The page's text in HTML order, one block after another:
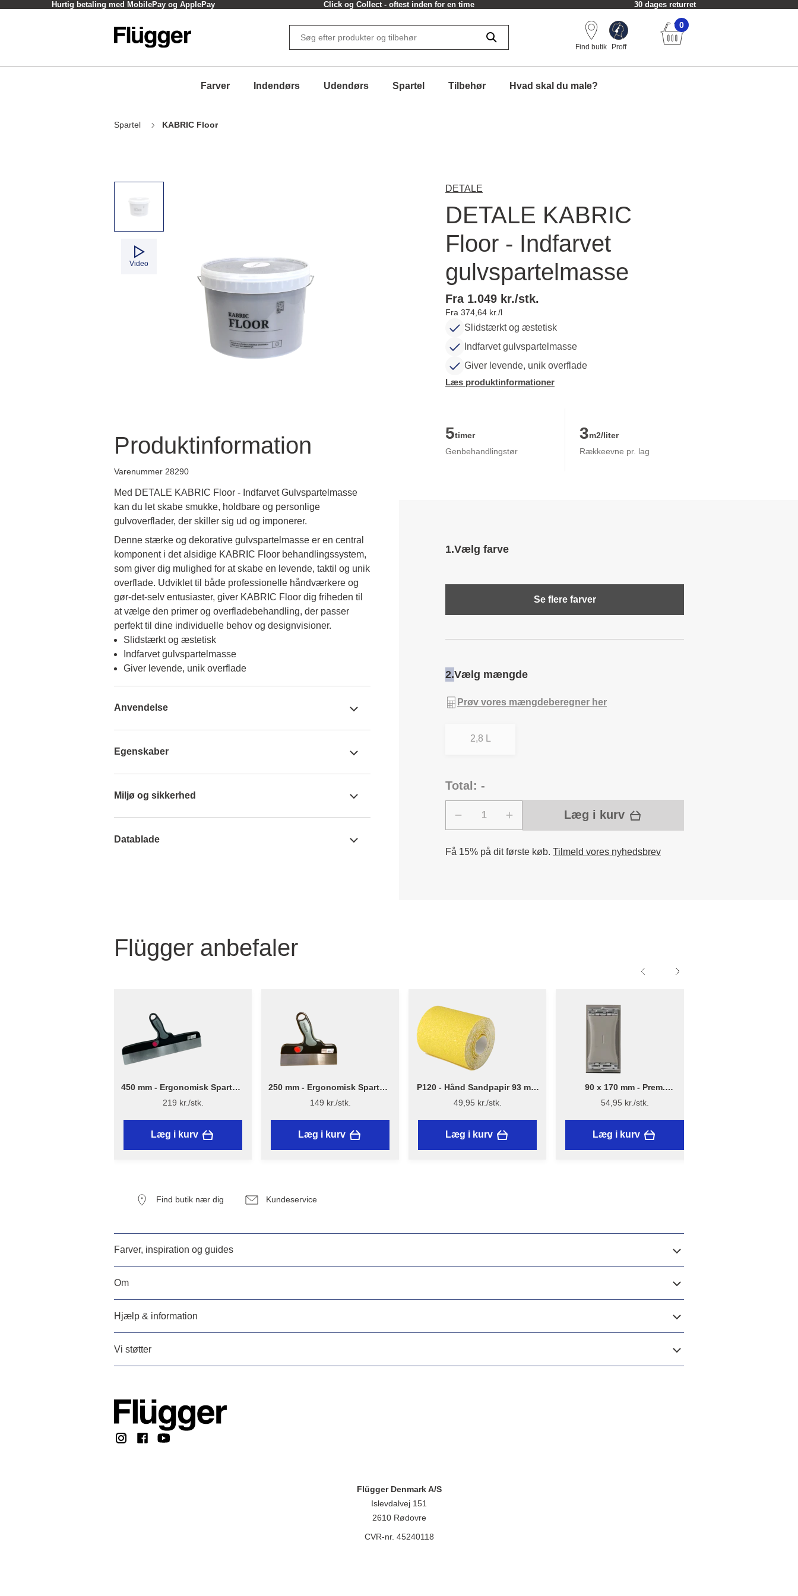
Hurtig betaling med MobilePay og ApplePay Click og Collect - oftest inden for en time 30 dages returret
Find butik Proff
0
Farver Indendørs Udendørs Spartel Tilbehør Hvad skal du male?
Spartel KABRIC Floor
Video
Produktinformation
Varenummer 28290
Med DETALE KABRIC Floor - Indfarvet Gulvspartelmasse
kan du let skabe smukke, holdbare og personlige
gulvoverflader, der skiller sig ud og imponerer.
Denne stærke og dekorative gulvspartelmasse er en central
komponent i det alsidige KABRIC Floor behandlingssystem,
som giver dig mulighed for at skabe en levende, taktil og unik
overflade. Udviklet til både professionelle håndværkere og
gør-det-selv entusiaster, giver KABRIC Floor dig friheden til
at vælge den primer og overfladebehandling, der passer
perfekt til dine individuelle behov og designvisioner.
Slidstærkt og æstetisk
Indfarvet gulvspartelmasse
Giver levende, unik overflade
Anvendelse
Egenskaber
Miljø og sikkerhed
Datablade
DETALE
DETALE KABRIC
Floor - Indfarvet
gulvspartelmasse
Fra 1.049 kr./stk.
Fra 374,64 kr./l
Slidstærkt og æstetisk
Indfarvet gulvspartelmasse
Giver levende, unik overflade
Læs produktinformationer
5timer
Genbehandlingstør
3m2/liter
Rækkeevne pr. lag
1.Vælg farve
Se flere farver
2.Vælg mængde
Prøv vores mængdeberegner her
2,8 L
Total: -
Læg i kurv
Få 15% på dit første køb. Tilmeld vores nyhedsbrev
Flügger anbefaler
450 mm - Ergonomisk Spartel -
Flügger
219 kr./stk.
Læg i kurv
250 mm - Ergonomisk Spartel -
Flügger
149 kr./stk.
Læg i kurv
P120 - Hånd Sandpapir 93 mm
x 5 m
49,95 kr./stk.
Læg i kurv
90 x 170 mm - Prem.
Håndsliber
54,95 kr./stk.
Læg i kurv
Find butik nær dig Kundeservice
Farver, inspiration og guides
Om
Hjælp & information
Vi støtter
Flügger Denmark A/S
Islevdalvej 151
2610 Rødovre
CVR-nr. 45240118